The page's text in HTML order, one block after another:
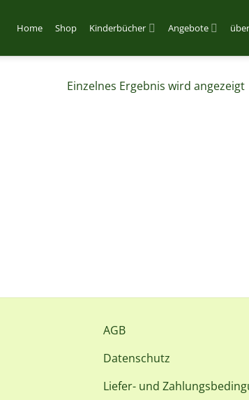
Home Shop Kinderbücher Angebote
Einzelnes Ergebnis wird angezeigt
AGB
Datenschutz
Liefer- und